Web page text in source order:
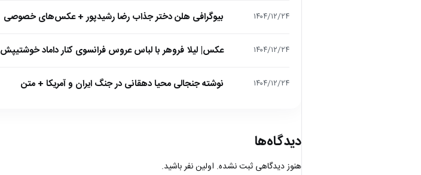
۱۴۰۴/۱۲/۲۴ بیوگرافی هلن دختر جذاب رضا رشیدپور + عکس‌های خصوصی
۱۴۰۴/۱۲/۲۴ عکس| لیلا فروهر با لباس عروس فرانسوی کنار داماد خوشتیپش
۱۴۰۴/۱۲/۲۴ نوشته جنجالی محیا دهقانی در جنگ ایران و آمریکا + متن
دیدگاه‌ها
هنوز دیدگاهی ثبت نشده. اولین نفر باشید.